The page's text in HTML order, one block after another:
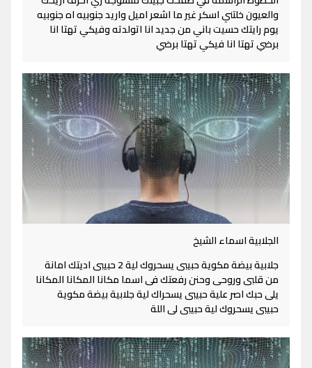
والعيون خلتني اسكر غير ما اشعر اميل واريد جنوبيه اه جنوبيه
يوم رايتك حسيت باني من جديد انا اتولدته وفيكي تهتا انا
برضي تهتا انا فيكي تهتا برضي
الجلابية اسماء الشيخ
جلابية بيضة مكوية حبيبى يسحروك لية 2 حبيبى اديتك امانة
من قلبى وروحى وحنن رفعتك فى اسما مكانا المكانا المكانا
يلى حبك اصر علية حبيبى يسحراك لية جلابية بيضة مكوية
حبيبى يسحروك لية حبيبى لى اللة